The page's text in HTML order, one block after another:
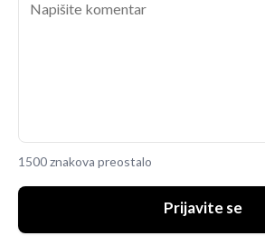
1500 znakova preostalo
Prijavite se